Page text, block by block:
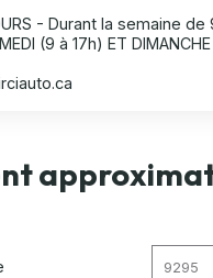
- Durant la semaine de
(9 à 17h) ET